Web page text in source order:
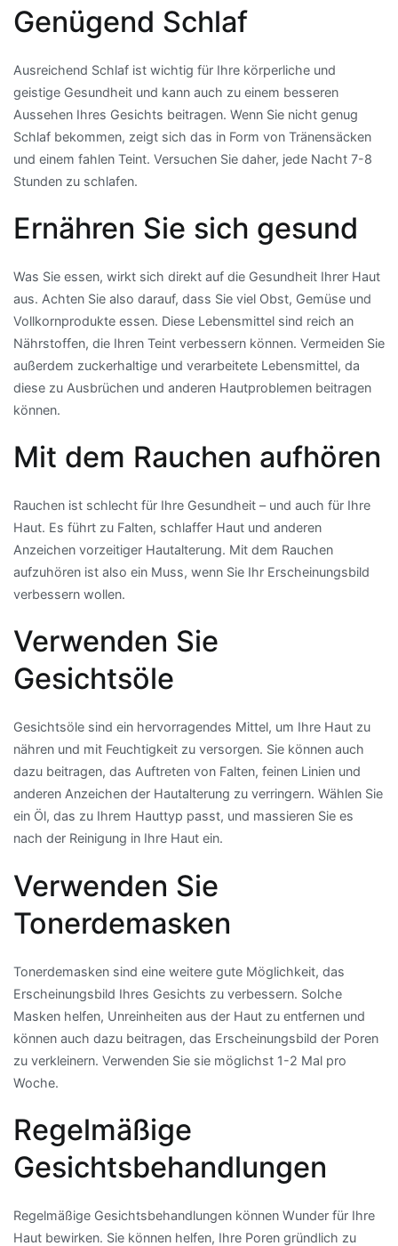
Genügend Schlaf
Ausreichend Schlaf ist wichtig für Ihre körperliche und
geistige Gesundheit und kann auch zu einem besseren
Aussehen Ihres Gesichts beitragen. Wenn Sie nicht genug
Schlaf bekommen, zeigt sich das in Form von Tränensäcken
und einem fahlen Teint. Versuchen Sie daher, jede Nacht 7-8
Stunden zu schlafen.
Ernähren Sie sich gesund
Was Sie essen, wirkt sich direkt auf die Gesundheit Ihrer Haut
aus. Achten Sie also darauf, dass Sie viel Obst, Gemüse und
Vollkornprodukte essen. Diese Lebensmittel sind reich an
Nährstoffen, die Ihren Teint verbessern können. Vermeiden Sie
außerdem zuckerhaltige und verarbeitete Lebensmittel, da
diese zu Ausbrüchen und anderen Hautproblemen beitragen
können.
Mit dem Rauchen aufhören
Rauchen ist schlecht für Ihre Gesundheit – und auch für Ihre
Haut. Es führt zu Falten, schlaffer Haut und anderen
Anzeichen vorzeitiger Hautalterung. Mit dem Rauchen
aufzuhören ist also ein Muss, wenn Sie Ihr Erscheinungsbild
verbessern wollen.
Verwenden Sie
Gesichtsöle
Gesichtsöle sind ein hervorragendes Mittel, um Ihre Haut zu
nähren und mit Feuchtigkeit zu versorgen. Sie können auch
dazu beitragen, das Auftreten von Falten, feinen Linien und
anderen Anzeichen der Hautalterung zu verringern. Wählen Sie
ein Öl, das zu Ihrem Hauttyp passt, und massieren Sie es
nach der Reinigung in Ihre Haut ein.
Verwenden Sie
Tonerdemasken
Tonerdemasken sind eine weitere gute Möglichkeit, das
Erscheinungsbild Ihres Gesichts zu verbessern. Solche
Masken helfen, Unreinheiten aus der Haut zu entfernen und
können auch dazu beitragen, das Erscheinungsbild der Poren
zu verkleinern. Verwenden Sie sie möglichst 1-2 Mal pro
Woche.
Regelmäßige
Gesichtsbehandlungen
Regelmäßige Gesichtsbehandlungen können Wunder für Ihre
Haut bewirken. Sie können helfen, Ihre Poren gründlich zu